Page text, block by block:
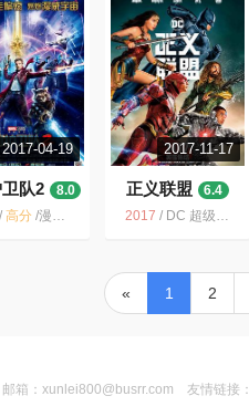
2017-04-19
队2
8.0
/ 高分/漫威 科幻 超级英雄 美国 Marvel 搞笑 2017 漫画改编
2017-11-17
正义联盟
6.4
2017 / DC 超级英雄 美国 科幻 漫画改编 动作 2017 DCEU
« 1 2
邮箱：xunlei800@busrr.com 友情链接：